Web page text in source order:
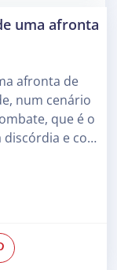
uma afronta
afronta de
num cenário
que é o
discórdia e co…